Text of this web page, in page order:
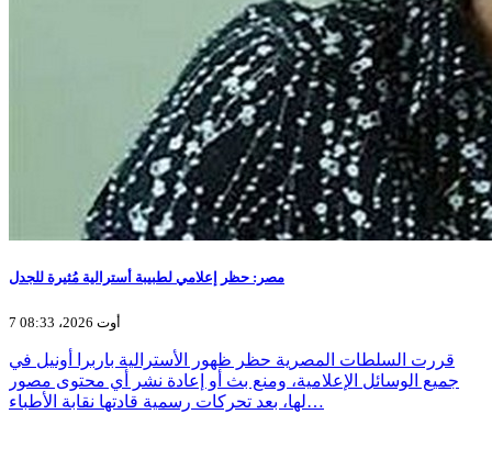
مصر: حظر إعلامي لطبيبة أسترالية مُثيرة للجدل
7 أوت 2026، 08:33
قررت السلطات المصرية حظر ظهور الأسترالية باربرا أونيل في
جميع الوسائل الإعلامية، ومنع بث أو إعادة نشر أي محتوى مصور
لها، بعد تحركات رسمية قادتها نقابة الأطباء…